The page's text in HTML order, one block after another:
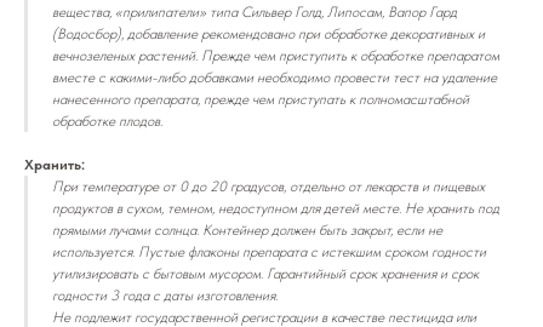
вещества, «прилипатели» типа Сильвер Голд, Липосам, Вапор Гард
(Водосбор), добавление рекомендовано при обработке декоративных и
вечнозеленых растений. Прежде чем приступить к обработке препаратом
вместе с какими-либо добавками необходимо провести тест на удаление
нанесенного препарата, прежде чем приступать к полномасштабной
обработке плодов.
Хранить:
При температуре от 0 до 20 градусов, отдельно от лекарств и пищевых
продуктов в сухом, темном, недоступном для детей месте. Не хранить под
прямыми лучами солнца. Контейнер должен быть закрыт, если не
используется. Пустые флаконы препарата с истекшим сроком годности
утилизировать с бытовым мусором. Гарантийный срок хранения и срок
годности 3 года с даты изготовления.
Не подлежит государственной регистрации в качестве пестицида или